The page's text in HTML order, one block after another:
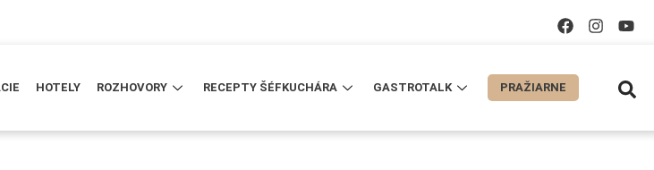
HOTELY ROZHOVORY RECEPTY ŠÉFKUCHÁRA GASTROTALK PRAŽIARNE